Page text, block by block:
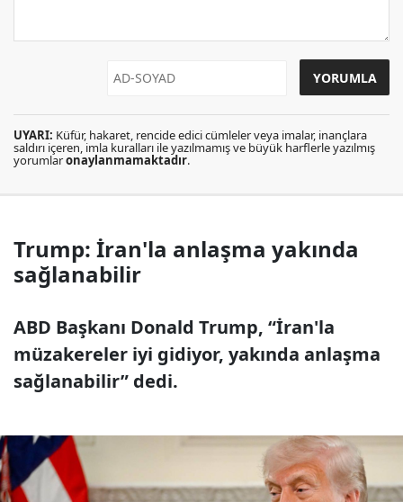
UYARI: Küfür, hakaret, rencide edici cümleler veya imalar, inançlara
saldırı içeren, imla kuralları ile yazılmamış ve büyük harflerle yazılmış
yorumlaronaylanmamaktadır.
Trump: İran'la anlaşma yakında
sağlanabilir
ABD Başkanı Donald Trump, “İran'la
müzakereler iyi gidiyor, yakında anlaşma
sağlanabilir” dedi.